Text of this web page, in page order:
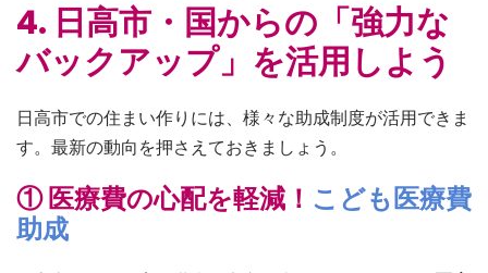
4. 日高市・国からの「強力な
バックアップ」を活用しよう
日高市での住まい作りには、様々な助成制度が活用できま
す。最新の動向を押さえておきましょう。
① 医療費の心配を軽減！ こども医療費
助成